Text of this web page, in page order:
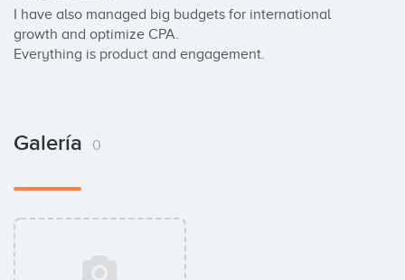
I have also managed big budgets for international
growth and optimize CPA.
Everything is product and engagement.
Galería 0